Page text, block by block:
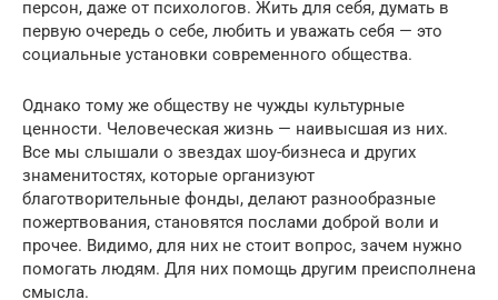
персон, даже от психологов. Жить для себя, думать в
первую очередь о себе, любить и уважать себя — это
социальные установки современного общества.
Однако тому же обществу не чужды культурные
ценности. Человеческая жизнь — наивысшая из них.
Все мы слышали о звездах шоу-бизнеса и других
знаменитостях, которые организуют
благотворительные фонды, делают разнообразные
пожертвования, становятся послами доброй воли и
прочее. Видимо, для них не стоит вопрос, зачем нужно
помогать людям. Для них помощь другим преисполнена
смысла.